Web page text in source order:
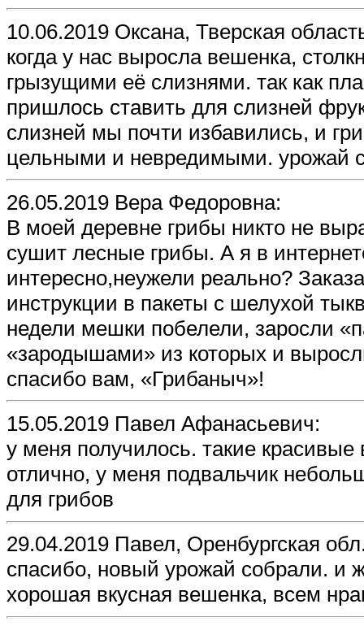
10.06.2019 Оксана, Тверская
когда у нас выросла вешенка,
грызущими её слизнями. так как
пришлось ставить для слизней
слизней мы почти избавились, и
цельными и невредимыми. урожай
26.05.2019 Вера Федоровна:
В моей деревне грибы никто не
сушит лесные грибы. А я в
интересно,неужели реально?
инструкции в пакеты с шелухой
недели мешки побелели, заросли
«зародышами» из которых и
спасибо вам, «Грибаныч»!
15.05.2019 Павел Афанасьевич:
у меня получилось. такие
отлично, у меня подвальчик
для грибов
29.04.2019 Павел, Оренбургская
спасибо, новый урожай собрали. и
хорошая вкусная вешенка, всем